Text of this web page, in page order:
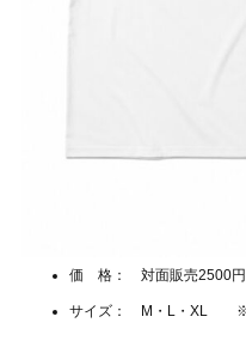
価 格： 対面販売2500
サイズ： M・L・XL ※